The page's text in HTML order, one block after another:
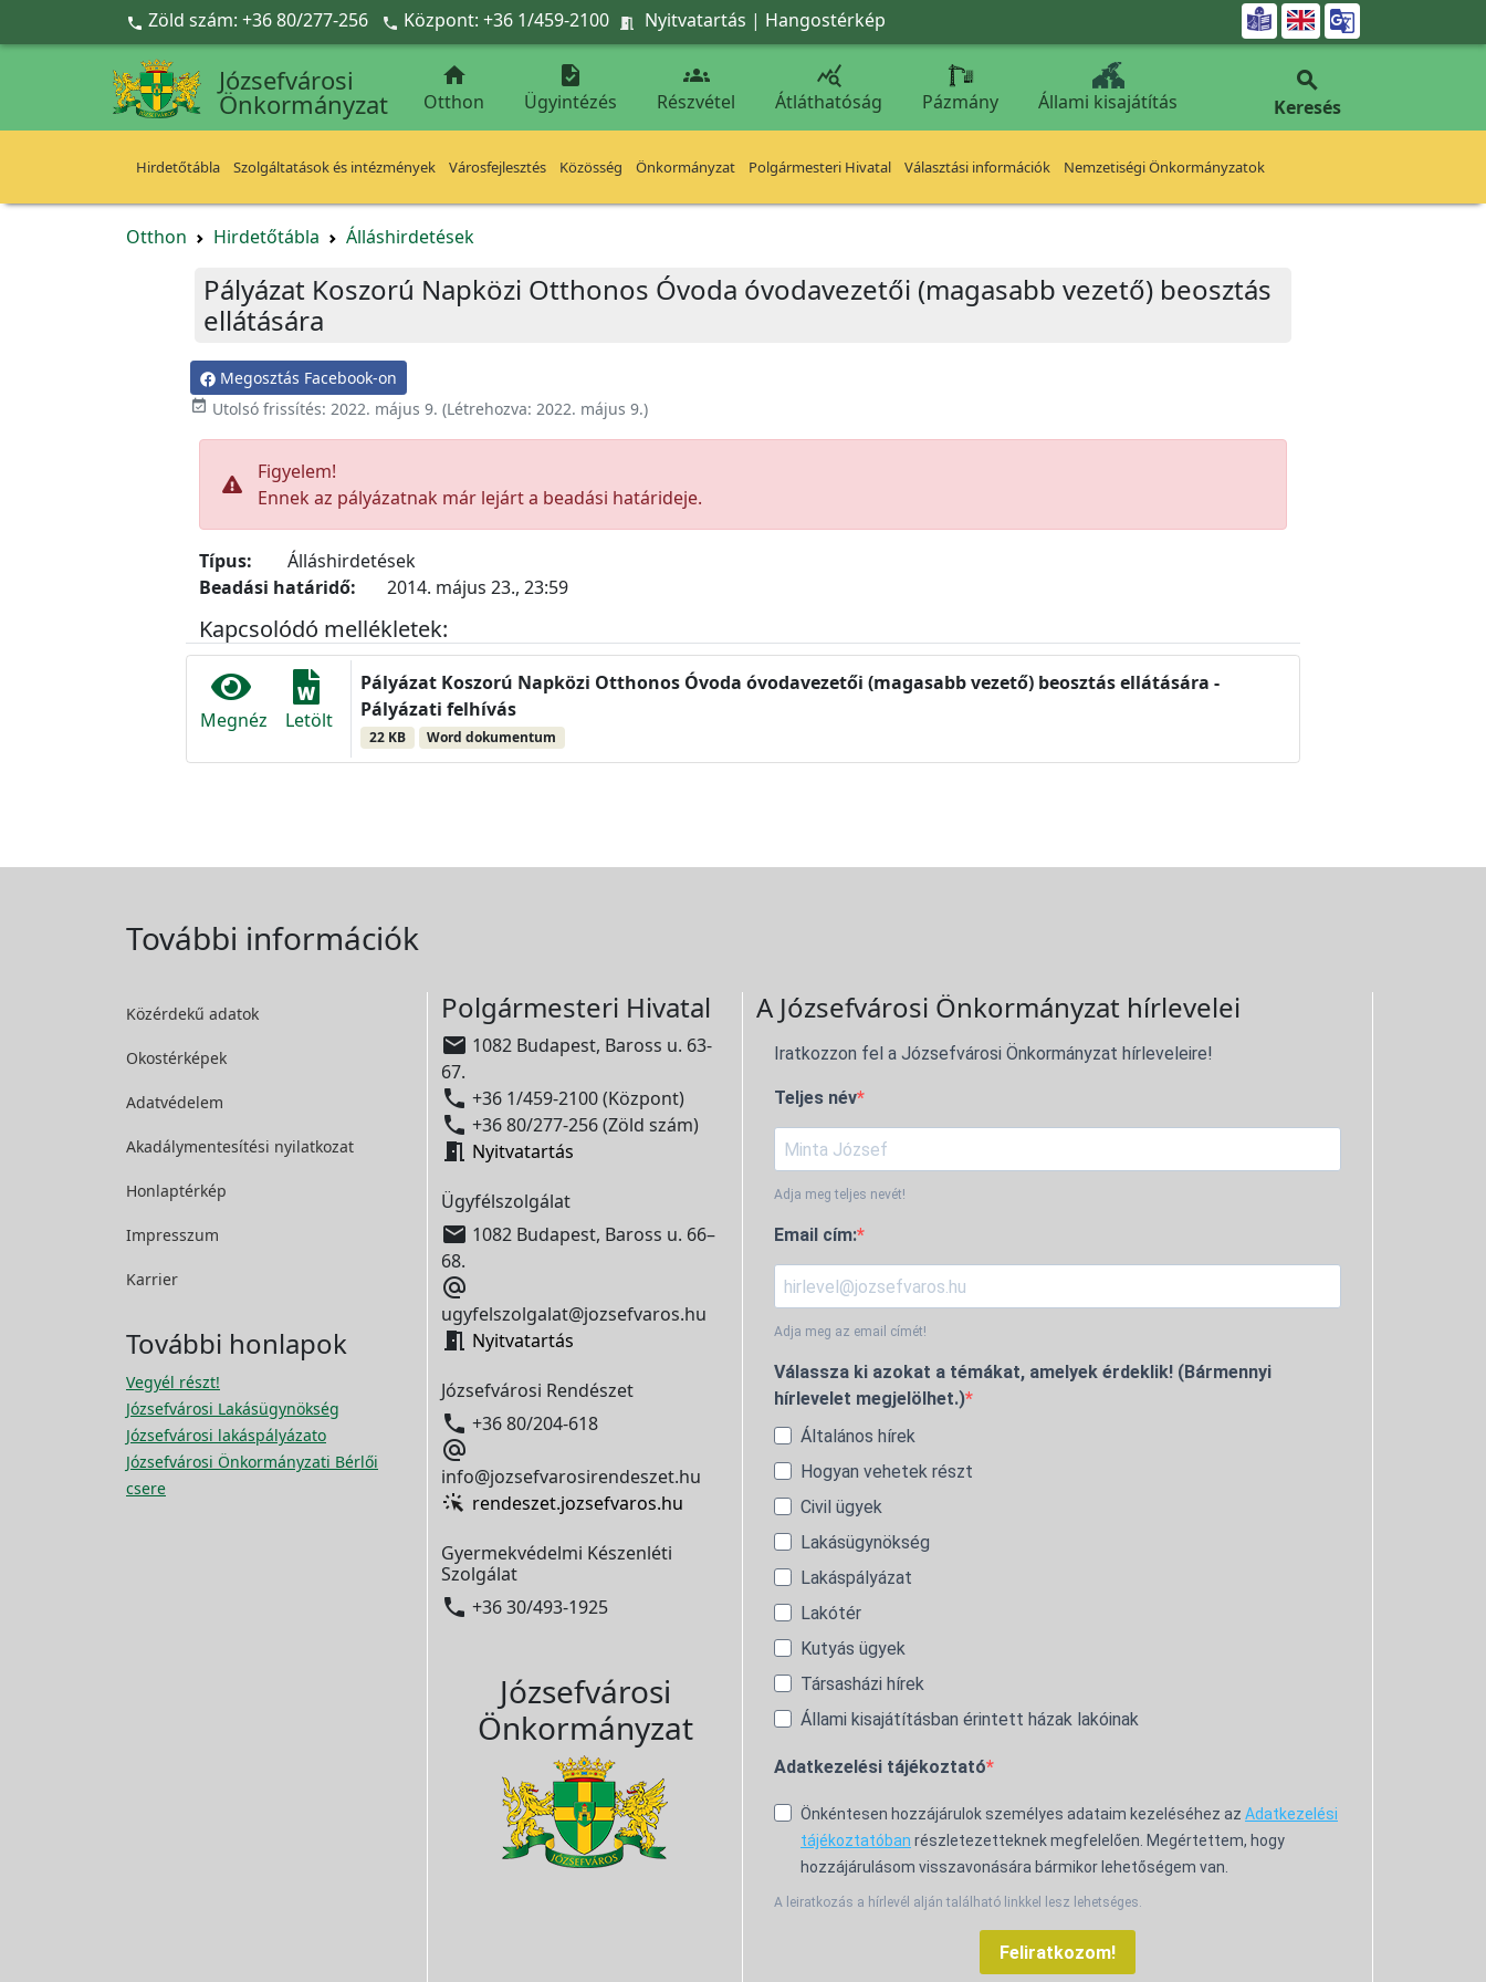
Ugrás a fő tartalomra
 Zöld szám: +36 80/277-256  Központ: +36 1/459-2100  Nyitvatartás | Hangostérkép 
Józsefvárosi
Önkormányzat

Otthon

Ügyintézés

Részvétel

Átláthatóság Pázmány Állami kisajátítás

Keresés
Hirdetőtábla Szolgáltatások és intézmények Városfejlesztés Közösség Önkormányzat Polgármesteri Hivatal Választási információk Nemzetiségi Önkormányzatok
Otthon Hirdetőtábla Álláshirdetések
Pályázat Koszorú Napközi Otthonos Óvoda óvodavezetői (magasabb vezető) beosztás
ellátására
Megosztás Facebook-on
 Utolsó frissítés: 2022. május 9. (Létrehozva: 2022. május 9.)
Figyelem!
Ennek az pályázatnak már lejárt a beadási határideje.
Típus:
Álláshirdetések
Beadási határidő:
2014. május 23., 23:59
Kapcsolódó mellékletek:
Megnéz Letölt
Pályázat Koszorú Napközi Otthonos Óvoda óvodavezetői (magasabb vezető) beosztás ellátására -
Pályázati felhívás
22 KB Word dokumentum
További információk
Közérdekű adatok
Okostérképek
Adatvédelem
Akadálymentesítési nyilatkozat
Honlaptérkép
Impresszum
Karrier
További honlapok
Vegyél részt!
Józsefvárosi Lakásügynökség
Józsefvárosi lakáspályázato
Józsefvárosi Önkormányzati Bérlői
csere
Polgármesteri Hivatal
 1082 Budapest, Baross u. 63-
67.
 +36 1/459-2100 (Központ)
 +36 80/277-256 (Zöld szám)
 Nyitvatartás
Ügyfélszolgálat
 1082 Budapest, Baross u. 66–
68.

ugyfelszolgalat@jozsefvaros.hu
 Nyitvatartás
Józsefvárosi Rendészet
 +36 80/204-618

info@jozsefvarosirendeszet.hu
rendeszet.jozsefvaros.hu
Gyermekvédelmi Készenléti
Szolgálat
 +36 30/493-1925
Józsefvárosi
Önkormányzat
A Józsefvárosi Önkormányzat hírlevelei
Iratkozzon fel a Józsefvárosi Önkormányzat hírleveleire!
Teljes név
Adja meg teljes nevét!
Email cím:
Adja meg az email címét!
Válassza ki azokat a témákat, amelyek érdeklik! (Bármennyi
hírlevelet megjelölhet.)
Általános hírek
Hogyan vehetek részt
Civil ügyek
Lakásügynökség
Lakáspályázat
Lakótér
Kutyás ügyek
Társasházi hírek
Állami kisajátításban érintett házak lakóinak
Adatkezelési tájékoztató
Önkéntesen hozzájárulok személyes adataim kezeléséhez az Adatkezelési
tájékoztatóban részletezetteknek megfelelően. Megértettem, hogy
hozzájárulásom visszavonására bármikor lehetőségem van.
A leiratkozás a hírlevél alján található linkkel lesz lehetséges.
Feliratkozom!